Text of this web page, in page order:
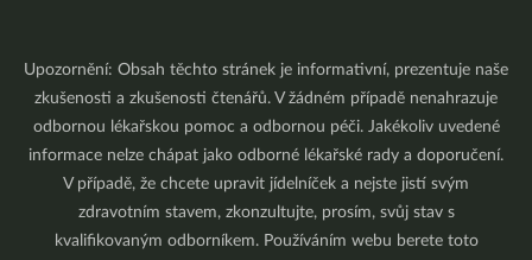
Upozornění: Obsah těchto stránek je informativní, prezentuje naše
zkušenosti a zkušenosti čtenářů. V žádném případě nenahrazuje
odbornou lékařskou pomoc a odbornou péči. Jakékoliv uvedené
informace nelze chápat jako odborné lékařské rady a doporučení.
V případě, že chcete upravit jídelníček a nejste jistí svým
zdravotním stavem, zkonzultujte, prosím, svůj stav s
kvalifikovaným odborníkem. Používáním webu berete toto